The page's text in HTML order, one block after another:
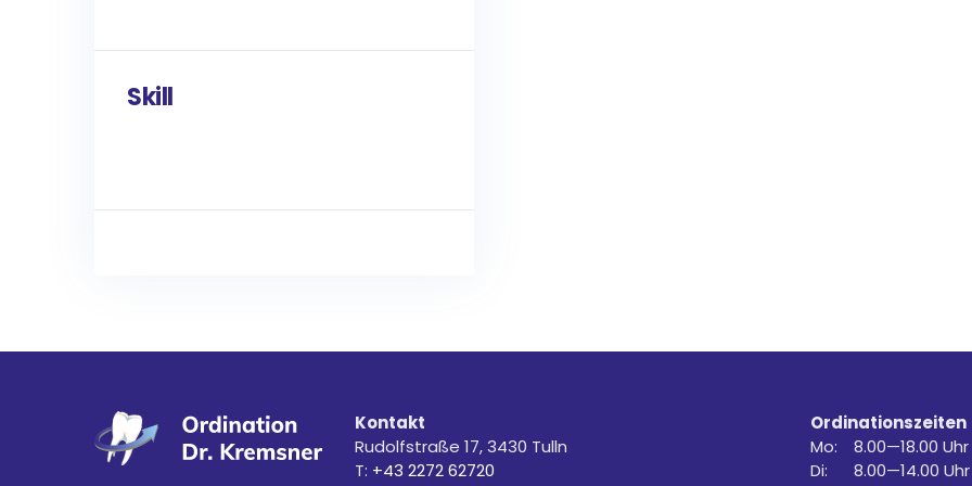
Skill
Kontakt
Rudolfstraße 17, 3430 Tulln
T: +43 2272 62720
Ordinationszeiten
Mo:
8.00—18.00 Uhr
Di:
8.00—14.00